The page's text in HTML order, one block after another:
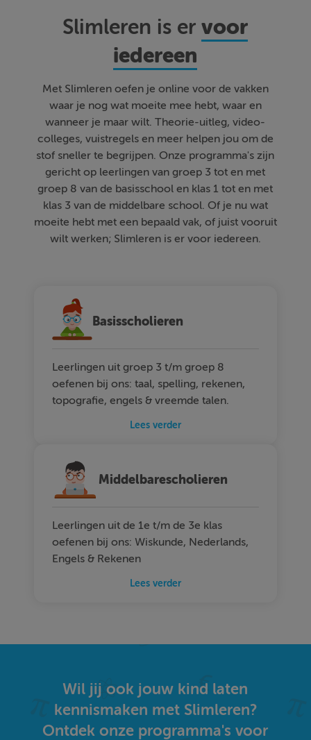
Slimleren is ervoor
iedereen
Met Slimleren oefen je online voor de vakken
waar je nog wat moeite mee hebt, waar en
wanneer je maar wilt. Theorie-uitleg, video-
colleges, vuistregels en meer helpen jou om de
stof sneller te begrijpen. Onze programma's zijn
gericht op leerlingen van groep 3 tot en met
groep 8 van de basisschool en klas 1 tot en met
klas 3 van de middelbare school. Of je nu wat
moeite hebt met een bepaald vak, of juist vooruit
wilt werken; Slimleren is er voor iedereen.
Basisscholieren
Leerlingen uit groep 3 t/m groep 8
oefenen bij ons: taal, spelling, rekenen,
topografie, engels & vreemde talen.
Lees verder
Middelbarescholieren
Leerlingen uit de 1e t/m de 3e klas
oefenen bij ons: Wiskunde, Nederlands,
Engels & Rekenen
Lees verder
Wil jij ook jouw kind laten
kennismaken met Slimleren?
Ontdek onze programma's voor